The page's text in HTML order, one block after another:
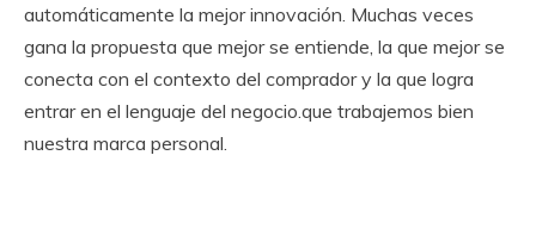
automáticamente la mejor innovación. Muchas veces
gana la propuesta que mejor se entiende, la que mejor se
conecta con el contexto del comprador y la que logra
entrar en el lenguaje del negocio.que trabajemos bien
nuestra marca personal.